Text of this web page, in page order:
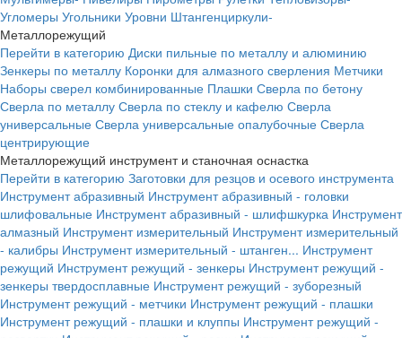
Угломеры Угольники Уровни Штангенциркули-
Металлорежущий
Перейти в категорию Диски пильные по металлу и алюминию
Зенкеры по металлу Коронки для алмазного сверления Метчики
Наборы сверел комбинированные Плашки Сверла по бетону
Сверла по металлу Сверла по стеклу и кафелю Сверла
универсальные Сверла универсальные опалубочные Сверла
центрирующие
Металлорежущий инструмент и станочная оснастка
Перейти в категорию Заготовки для резцов и осевого инструмента
Инструмент абразивный Инструмент абразивный - головки
шлифовальные Инструмент абразивный - шлифшкурка Инструмент
алмазный Инструмент измерительный Инструмент измерительный
- калибры Инструмент измерительный - штанген... Инструмент
режущий Инструмент режущий - зенкеры Инструмент режущий -
зенкеры твердосплавные Инструмент режущий - зуборезный
Инструмент режущий - метчики Инструмент режущий - плашки
Инструмент режущий - плашки и клуппы Инструмент режущий -